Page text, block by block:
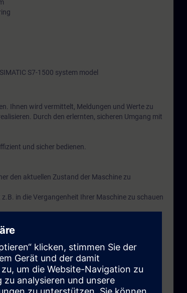
S7-1500 system model
Ihnen wird vermittelt, Meldungen und Werte zu
Durch den erlernten, sicheren Umgang mit
und sicher bedienen.
den aktuellen Zustand der Maschine zu
in die Vergangenheit Ihrer Maschine zu schauen
und Beobachtungssystem (HMI) anzeigen und